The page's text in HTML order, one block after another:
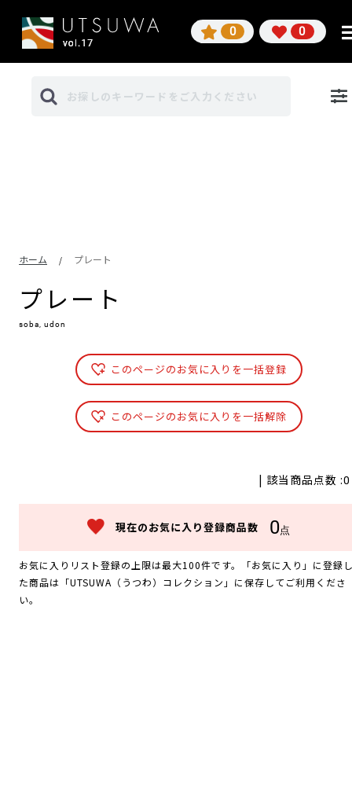
0 0
ホーム / プレート
プレート
soba, udon
このページのお気に入りを一括登録
このページのお気に入りを一括解除
| 該当商品点数 :0
現在のお気に入り登録商品数 0点
お気に入りリスト登録の上限は最大100件です。「お気に入り」に登録
た商品は「UTSUWA（うつわ）コレクション」に保存してご利用くださ
い。